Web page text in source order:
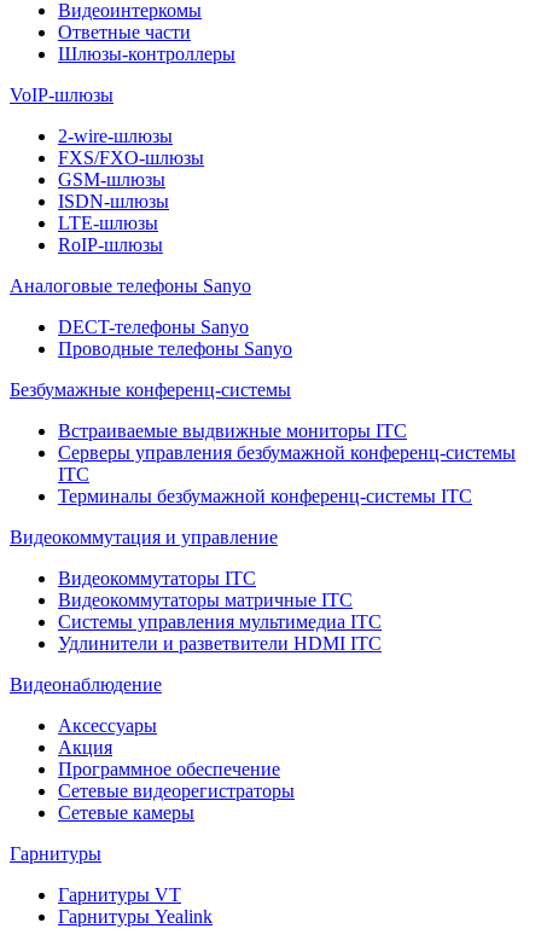
Видеоинтеркомы
Ответные части
Шлюзы-контроллеры
VoIP-шлюзы
2-wire-шлюзы
FXS/FXO-шлюзы
GSM-шлюзы
ISDN-шлюзы
LTE-шлюзы
RoIP-шлюзы
Аналоговые телефоны Sanyo
DECT-телефоны Sanyo
Проводные телефоны Sanyo
Безбумажные конференц-системы
Встраиваемые выдвижные мониторы ITC
Серверы управления безбумажной конференц-системы
ITC
Терминалы безбумажной конференц-системы ITC
Видеокоммутация и управление
Видеокоммутаторы ITC
Видеокоммутаторы матричные ITC
Системы управления мультимедиа ITC
Удлинители и разветвители HDMI ITC
Видеонаблюдение
Аксессуары
Акция
Программное обеспечение
Сетевые видеорегистраторы
Сетевые камеры
Гарнитуры
Гарнитуры VT
Гарнитуры Yealink